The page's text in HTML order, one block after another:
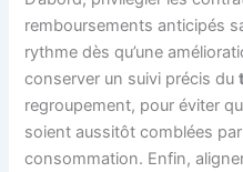
remboursements anticipés
rythme dès qu’une
conserver un suivi précis du
regroupement, pour éviter
soient aussitôt comblées
consommation. Enfin,